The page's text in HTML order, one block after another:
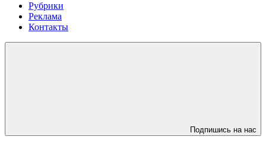
Рубрики
Реклама
Контакты
Подпишись на нас